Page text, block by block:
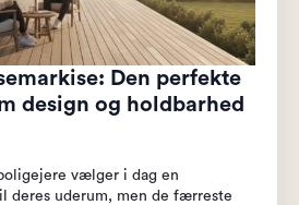
Den perfekte
design og holdbarhed
vælger i dag en
deres uderum, men de færreste